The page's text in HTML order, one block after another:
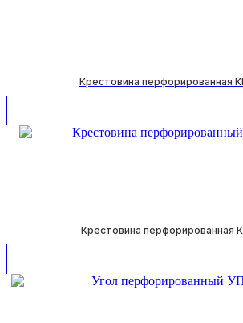
Крестовина перфорированная
Крестовина перфорированная